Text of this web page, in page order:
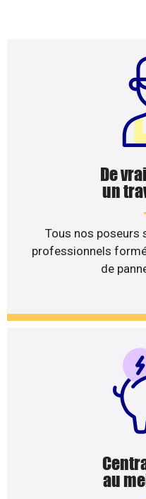
De
un
Tous nos poseurs
professionnels
de
au